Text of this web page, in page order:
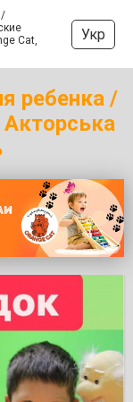
Cat,
Укр
ребенка /